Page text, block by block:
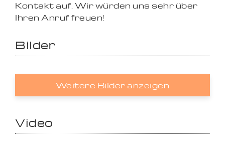
Kontakt auf. Wir würden uns sehr über
Ihren Anruf freuen!
Bilder
Weitere Bilder anzeigen
Video